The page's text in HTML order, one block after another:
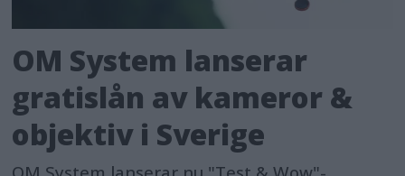
OM System lanserar
gratislån av kameror &
objektiv i Sverige